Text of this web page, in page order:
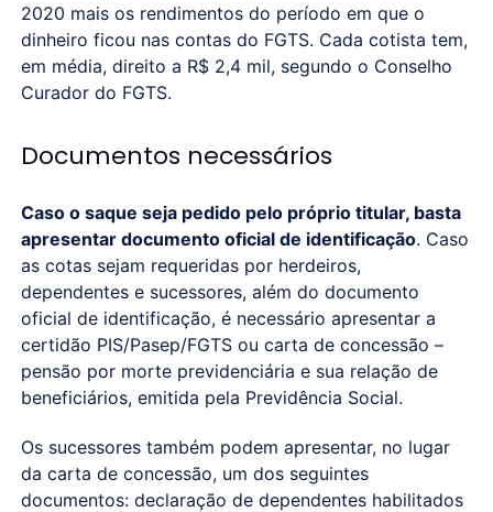
2020 mais os rendimentos do período em que o
dinheiro ficou nas contas do FGTS. Cada cotista tem,
em média, direito a R$ 2,4 mil, segundo o Conselho
Curador do FGTS.
Documentos necessários
Caso o saque seja pedido pelo próprio titular, basta
apresentar documento oficial de identificação. Caso
as cotas sejam requeridas por herdeiros,
dependentes e sucessores, além do documento
oficial de identificação, é necessário apresentar a
certidão PIS/Pasep/FGTS ou carta de concessão –
pensão por morte previdenciária e sua relação de
beneficiários, emitida pela Previdência Social.
Os sucessores também podem apresentar, no lugar
da carta de concessão, um dos seguintes
documentos: declaração de dependentes habilitados